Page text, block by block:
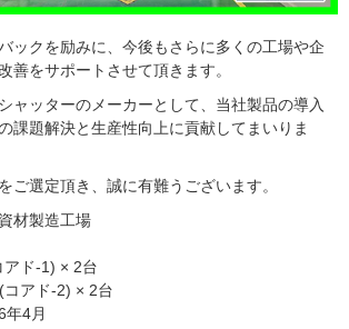
ックを励みに、今後もさらに多くの工場や企
善をサポートさせて頂きます。
ャッターのメーカーとして、当社製品の導入
課題解決と生産性向上に貢献してまいりま
ご選定頂き、誠に有難うございます。
材製造工場
ド-1) × 2台
アド-2) × 2台
4月